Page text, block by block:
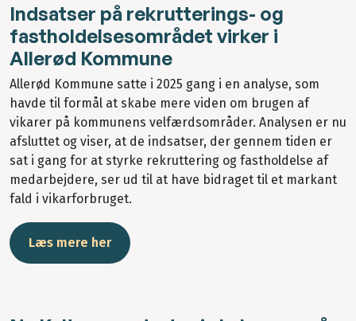
Indsatser på rekrutterings- og
fastholdelsesområdet virker i
Allerød Kommune
Allerød Kommune satte i 2025 gang i en analyse, som
havde til formål at skabe mere viden om brugen af
vikarer på kommunens velfærdsområder. Analysen er nu
afsluttet og viser, at de indsatser, der gennem tiden er
sat i gang for at styrke rekruttering og fastholdelse af
medarbejdere, ser ud til at have bidraget til et markant
fald i vikarforbruget.
Læs mere her